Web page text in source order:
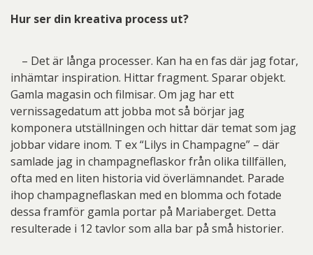
Hur ser din kreativa process ut?
– Det är långa processer. Kan ha en fas där jag fotar,
inhämtar inspiration. Hittar fragment. Sparar objekt.
Gamla magasin och filmisar. Om jag har ett
vernissagedatum att jobba mot så börjar jag
komponera utställningen och hittar där temat som jag
jobbar vidare inom. T ex “Lilys in Champagne” – där
samlade jag in champagneflaskor från olika tillfällen,
ofta med en liten historia vid överlämnandet. Parade
ihop champagneflaskan med en blomma och fotade
dessa framför gamla portar på Mariaberget. Detta
resulterade i 12 tavlor som alla bar på små historier.